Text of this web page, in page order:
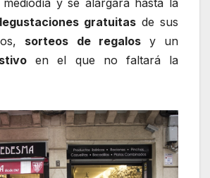
y se alargará hasta la
gratuitas de sus
sorteos de regalosy un
en el que no faltará la